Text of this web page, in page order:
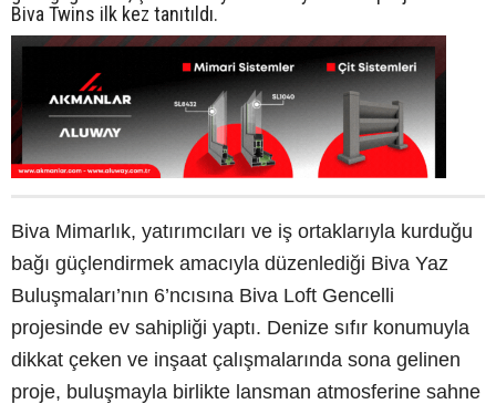
Biva Twins ilk kez tanıtıldı.
Biva Mimarlık, yatırımcıları ve iş ortaklarıyla kurduğu
bağı güçlendirmek amacıyla düzenlediği Biva Yaz
Buluşmaları’nın 6’ncısına Biva Loft Gencelli
projesinde ev sahipliği yaptı. Denize sıfır konumuyla
dikkat çeken ve inşaat çalışmalarında sona gelinen
proje, buluşmayla birlikte lansman atmosferine sahne